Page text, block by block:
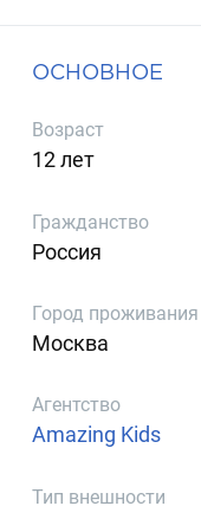
ОСНОВНОЕ
Возраст
12 лет
Гражданство
Россия
Город проживания
Москва
Агентство
Amazing Kids
Тип внешности